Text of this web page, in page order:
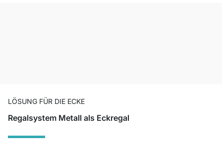
LÖSUNG FÜR DIE ECKE
Regalsystem Metall als Eckregal